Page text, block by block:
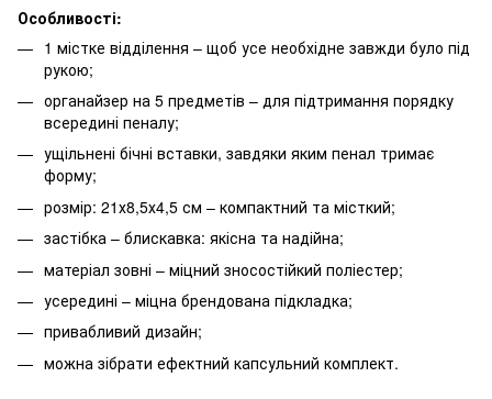
Особливості:
1 містке відділення – щоб усе необхідне завжди було під
рукою;
органайзер на 5 предметів – для підтримання порядку
всередині пеналу;
ущільнені бічні вставки, завдяки яким пенал тримає
форму;
розмір: 21х8,5х4,5 см – компактний та місткий;
застібка – блискавка: якісна та надійна;
матеріал зовні – міцний зносостійкий поліестер;
усередині – міцна брендована підкладка;
привабливий дизайн;
можна зібрати ефектний капсульний комплект.